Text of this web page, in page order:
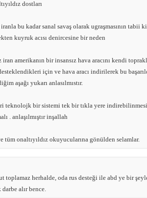
dostları
bu kadar sanal savaş olarak ugraşmasının tabii
kuyruk acısı denircesine bir neden
iran amerikanın bir insansız hava aracını kendi
için ve hava aracı indirilerek bu
aşağı yukarı anlasılmıstır.
teknolojk bir sistemi tek bir tıkla yere
. anlaşılmıştır inşallah
tüm onaltıyıldız okuyucularına gönülden selamlar.
toplamaz herhalde, oda rus desteği ile abd ye bir
alır bence.